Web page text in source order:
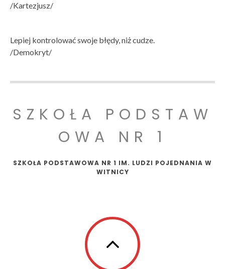
/Kartezjusz/
Lepiej kontrolować swoje błędy, niż cudze.
/Demokryt/
SZKOŁA PODSTAW
OWA NR 1
SZKOŁA PODSTAWOWA NR 1 IM. LUDZI POJEDNANIA W
WITNICY